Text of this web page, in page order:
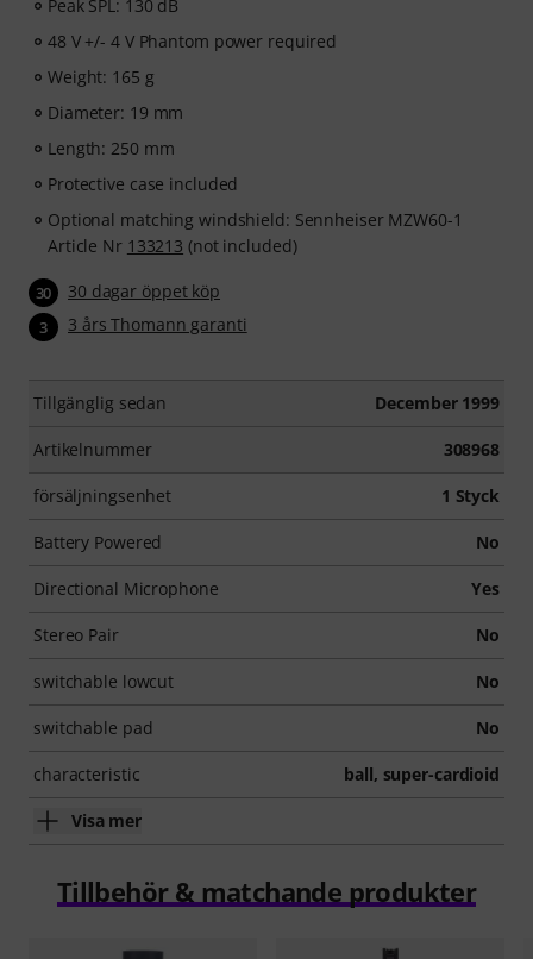
Peak SPL: 130 dB
48 V +/- 4 V Phantom power required
Weight: 165 g
Diameter: 19 mm
Length: 250 mm
Protective case included
Optional matching windshield: Sennheiser MZW60-1
Article Nr 133213 (not included)
30 30 dagar öppet köp
3 3 års Thomann garanti
Tillgänglig sedan December 1999
Artikelnummer 308968
försäljningsenhet 1 Styck
Battery Powered No
Directional Microphone Yes
Stereo Pair No
switchable lowcut No
switchable pad No
characteristic ball, super-cardioid
Visa mer
Tillbehör & matchande produkter